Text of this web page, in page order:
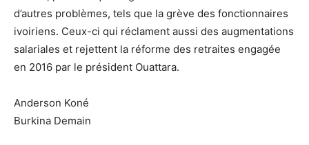
d’autres problèmes, tels que la grève des fonctionnaires
ivoiriens. Ceux-ci qui réclament aussi des augmentations
salariales et rejettent la réforme des retraites engagée
en 2016 par le président Ouattara.
Anderson Koné
Burkina Demain